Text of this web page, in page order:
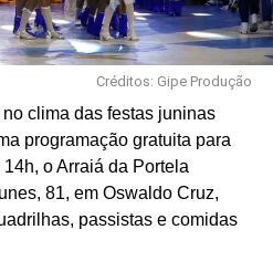
Créditos: Gipe Produção
clima das festas juninas
programação gratuita para
o Arraiá da Portela
81, em Oswaldo Cruz,
passistas e comidas